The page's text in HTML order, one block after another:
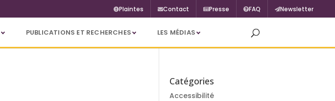
Plaintes Contact Presse FAQ Newsletter
PUBLICATIONS ET RECHERCHES LES MÉDIAS
Catégories
Accessibilité